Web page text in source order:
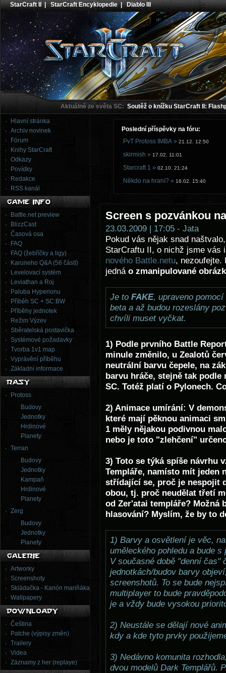
StarCraft II |StarCraft Encyklopedie|Diablo III
Aktuálně ze světa SC: Soutěž o knížku StarCraft II:
Hlavní stránka
Archiv novinek
Fórum
Knihy StarCraft
Odkazy
Povídky
Redakce
RSS kanál
Battle.net preview
BlizzCast
Časová osa
FAQ
FAQ (žebříčky a ligy)
Karuneho Q&A (56 částí)
Levelovací systém
Leviathan a Roj
Paluba Hyperionu
Příběh SC + SC:BW
Příběhy jednotek
Režim Výzev
Sběratelská postavička
Systémové požadavky
Tvorba 1v1 map
Vyprávění příběhu
Základní informace
Protoss
Budovy
Jednotky
Hrdinové
Planety
Terran
Budovy
Jednotky
Kampaň
Hrdinové
Planety
Zerg
Budovy
Jednotky
Planety
Artworky
Screenshoty
Skládačka - Kanón mariňáka
Wallpapery
Čeština
Patche (výpisy změn)
Trailery
Videa
Záznamy z her (replaye)
Poslední příspěvky na fóru:
PvT Protoss IMBA » 21.12. 12:50
skirmish » 17.02. 11:01
Starcraft 1 » 02.10. 21:24
Někdo na hraní? » 16.02. 15:40
Screen s pozvánkou
23.03.2009 | 17:05 - Jata
Pokud vás nějak snad
StarCraftu II, o nichž jsme
nového Battle.netu, nezoufejte.
jedná o zmanipulované
Je to FAKE, upraveno
beta a až budou rozeslány
chvíli muset vyčkat.
1) Podle prvního Battle
minule změnilo, u Zealotů
neutrální barvu čepele, na
barvu hráče, stejně tak
SC. Totéž platí o Pylonech.
2) Animace umírání: V
které mají pěknou animaci
1 měly nějakou podivnou
nebo je toto "zlehčení"
3) Toto se týká spíše návrhu
Templáře, namísto mít jeden
střídající se, proč je nespojit
obou, tj. proč neudělat třetí
od Zer'atai templáře? Možná
hlasování? Myslím, že by to
1) Barvy a osvětlení je věc,
uměleckého pohledu a bude
V současné době "denní
jednotkách/budov barvy
screenshotů. To se bude
multiplayer to bude
je a vždy bude vysokou
2) Neustále se dělají nové
kdy a kde tyto prvky
3) Nedávno komunita
dvou modelů Dark Templářů.